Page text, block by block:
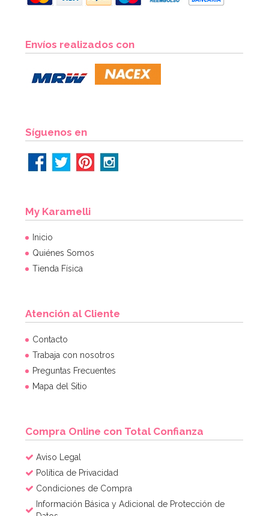
Envíos realizados con
Síguenos en
My Karamelli
Inicio
Quiénes Somos
Tienda Física
Atención al Cliente
Contacto
Trabaja con nosotros
Preguntas Frecuentes
Mapa del Sitio
Compra Online con Total Confianza
Aviso Legal
Política de Privacidad
Condiciones de Compra
Información Básica y Adicional de Protección de